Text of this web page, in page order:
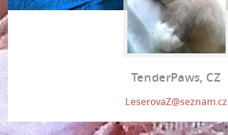
TenderPaws, CZ
LeserovaZ@seznam.cz